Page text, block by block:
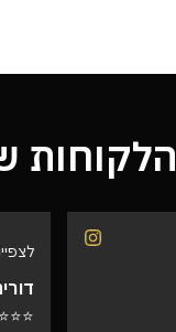
הלקוחות